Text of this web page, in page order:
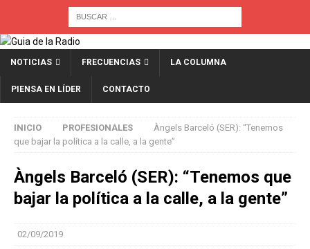
NOTICIAS FRECUENCIAS LA COLUMNA
PIENSA EN LÍDER CONTACTO
INICIO PROFESIONALES
Àngels Barceló (SER): “Tenemos
que bajar la política a la calle, a la gente”
Àngels Barceló (SER): “Tenemos que
bajar la política a la calle, a la gente”
02/09/2019